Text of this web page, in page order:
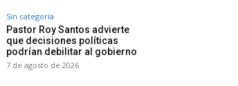
Sin categoría
Pastor Roy Santos advierte
que decisiones políticas
podrían debilitar al gobierno
7 de agosto de 2026